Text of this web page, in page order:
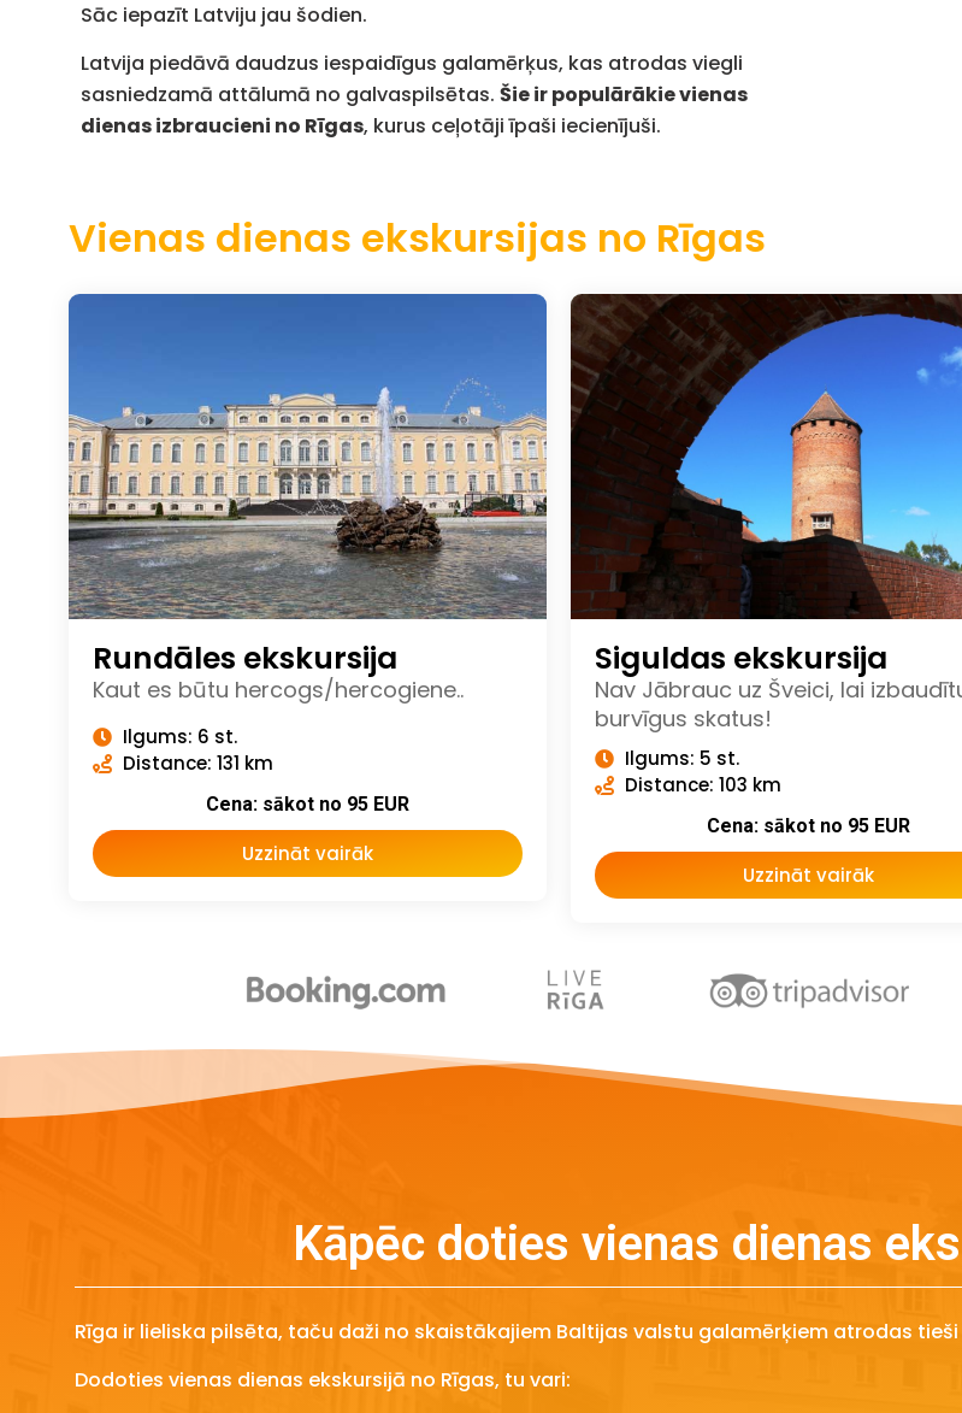
Sāc iepazīt Latviju jau šodien.
Latvija piedāvā daudzus iespaidīgus galamērķus, kas atrodas viegli
sasniedzamā attālumā no galvaspilsētas. Šie ir populārākie vienas
dienas izbraucieni no Rīgas, kurus ceļotāji īpaši iecienījuši.
Vienas dienas ekskursijas no Rīgas
Rundāles ekskursija
Kaut es būtu hercogs/hercogiene..
Ilgums: 6 st.
Distance: 131 km
Cena: sākot no 95 EUR
Uzzināt vairāk
Siguldas ekskursija
Nav Jābrauc uz Šveici, lai
burvīgus skatus!
Ilgums: 5 st.
Distance: 103 km
Cena: sākot no 95 EUR
Uzzināt vairāk
Kāpēc doties vienas dienas
Rīga ir lieliska pilsēta, taču daži no skaistākajiem Baltijas valstu galamērķiem atrodas
Dodoties vienas dienas ekskursijā no Rīgas, tu vari: